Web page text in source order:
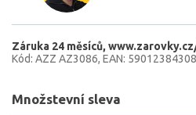
Záruka 24 měsíců
Kód: AZZ AZ3086 EAN:
Množstevní sleva